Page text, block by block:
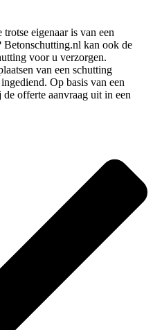
eigenaar is van een
kan ook de
voor u verzorgen.
van een schutting
Op basis van een
offerte aanvraag uit in een